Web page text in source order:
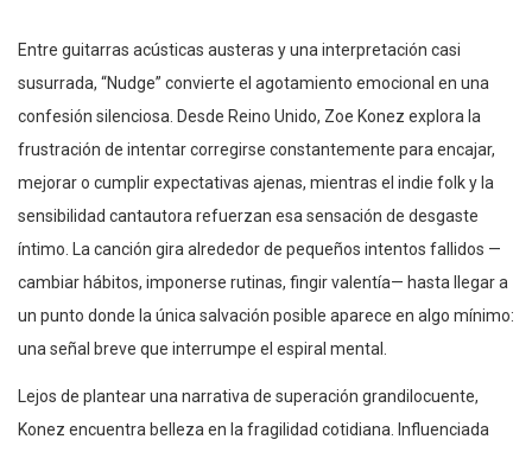
Entre guitarras acústicas austeras y una interpretación casi
susurrada, “Nudge” convierte el agotamiento emocional en una
confesión silenciosa. Desde Reino Unido, Zoe Konez explora la
frustración de intentar corregirse constantemente para encajar,
mejorar o cumplir expectativas ajenas, mientras el indie folk y la
sensibilidad cantautora refuerzan esa sensación de desgaste
íntimo. La canción gira alrededor de pequeños intentos fallidos —
cambiar hábitos, imponerse rutinas, fingir valentía— hasta llegar a
un punto donde la única salvación posible aparece en algo mínimo:
una señal breve que interrumpe el espiral mental.
Lejos de plantear una narrativa de superación grandilocuente,
Konez encuentra belleza en la fragilidad cotidiana. Influenciada